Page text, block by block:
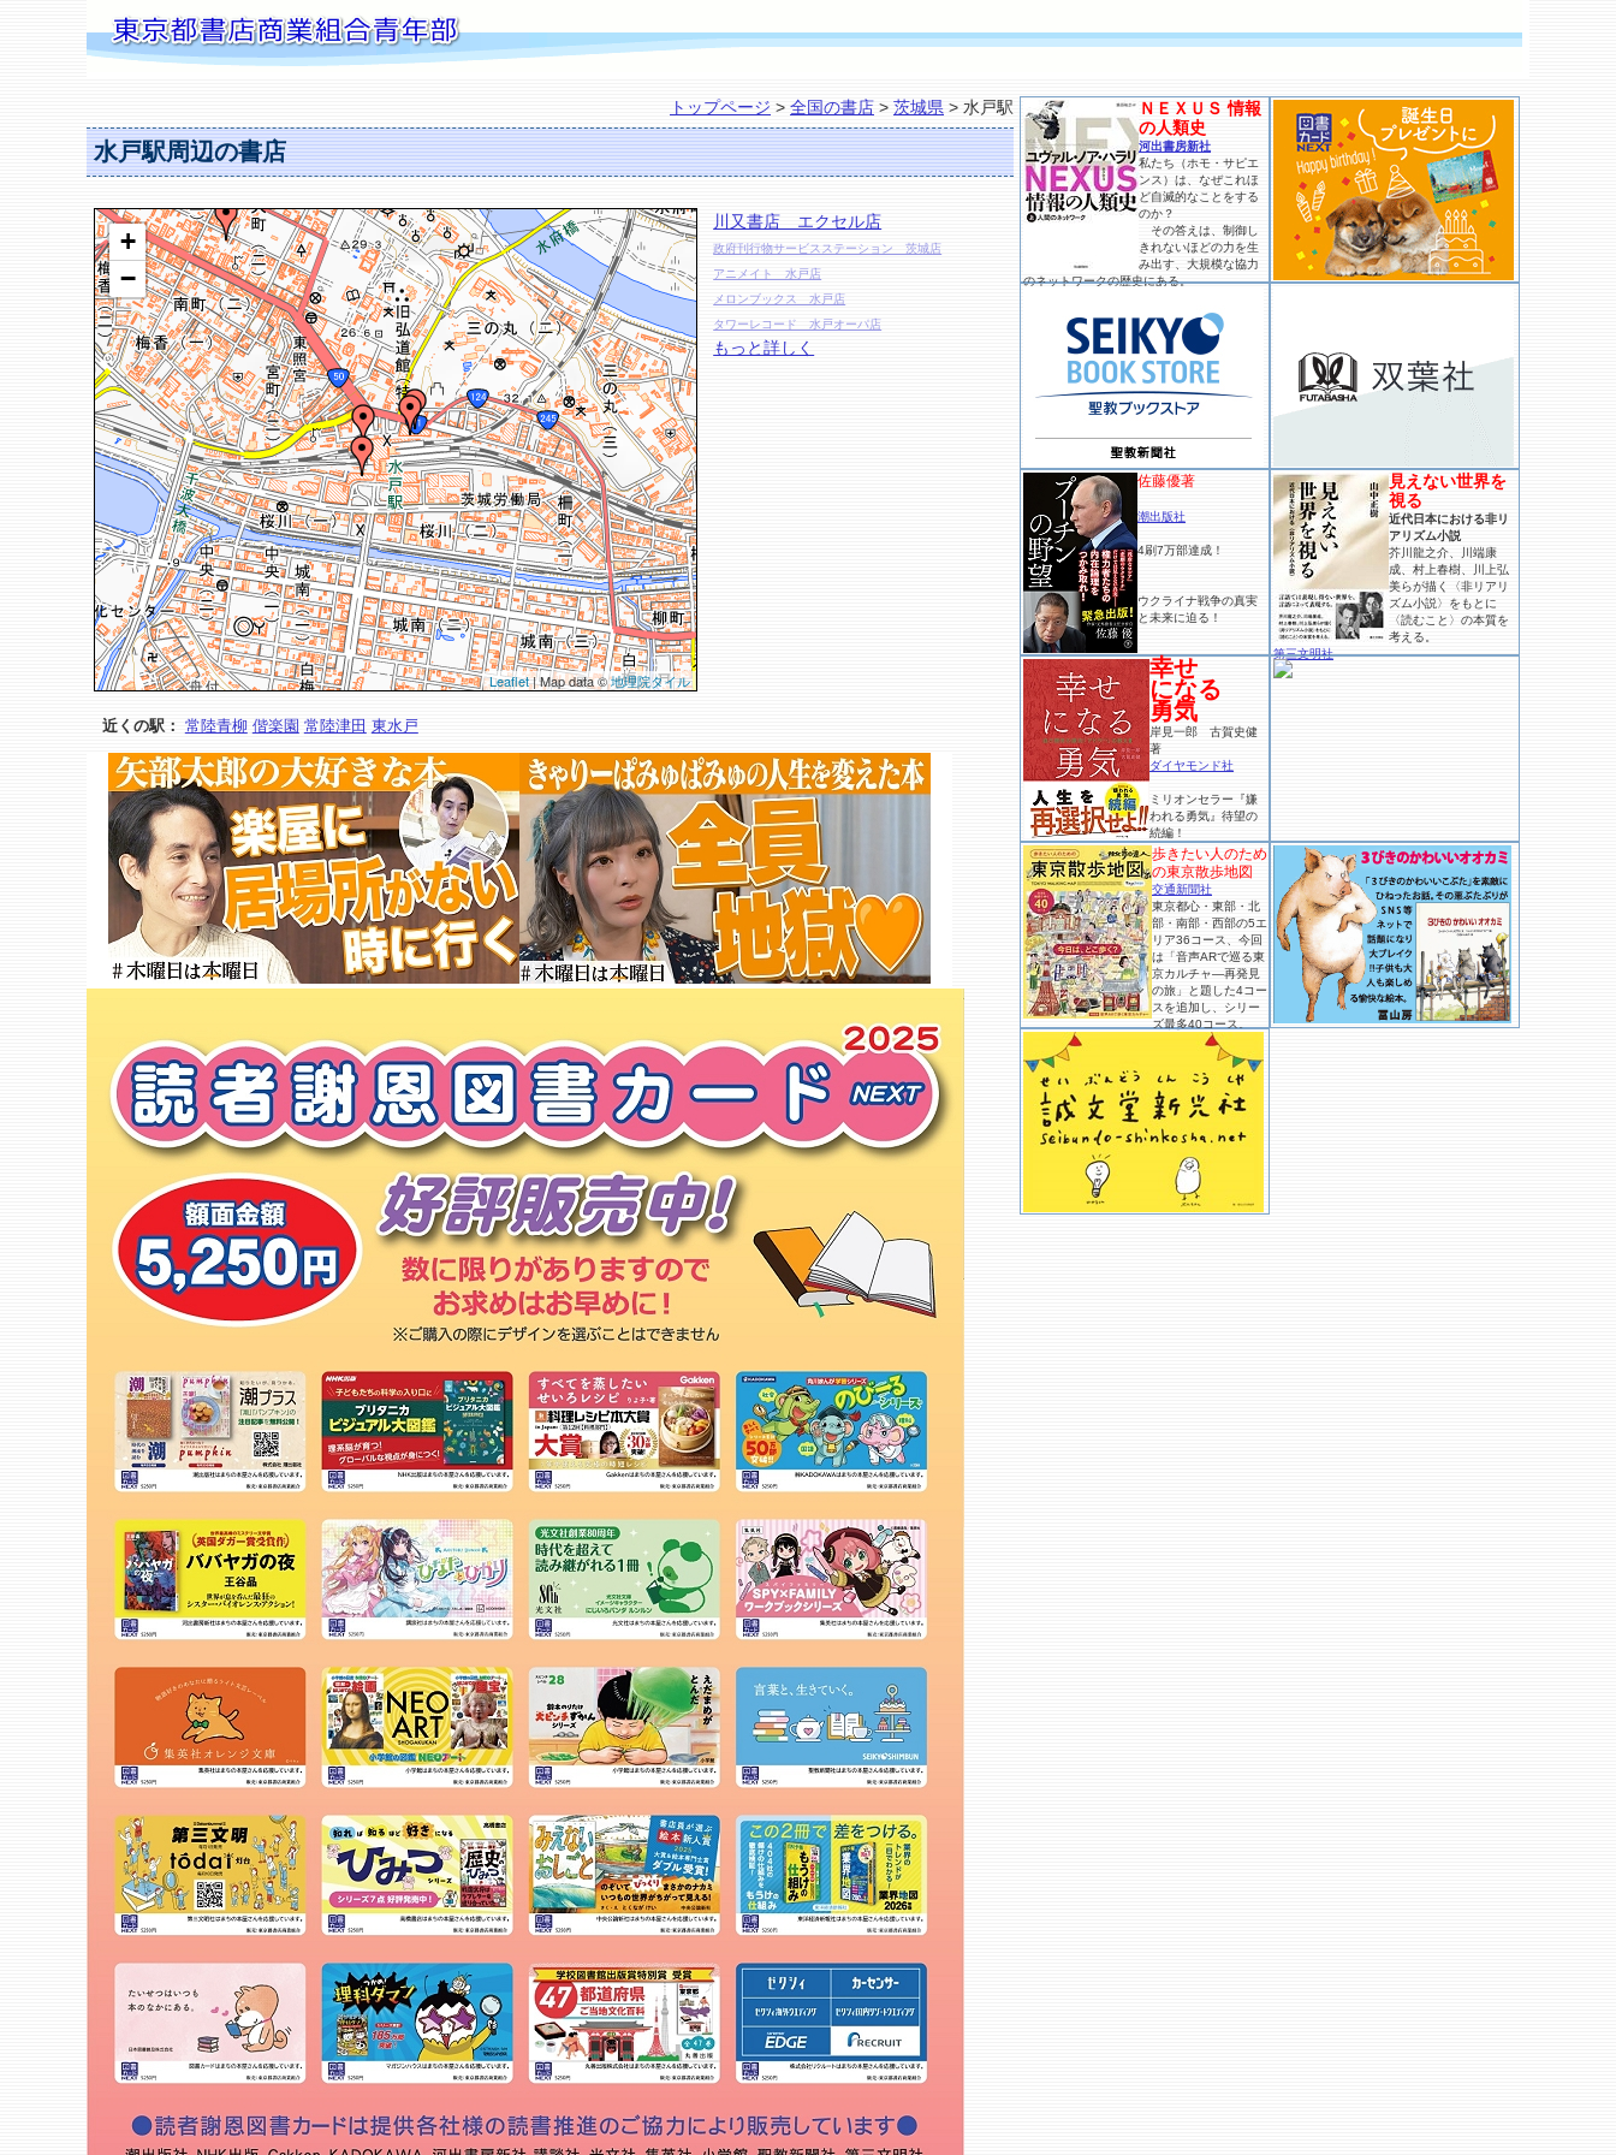
トップページ > 全国の書店 > 茨城県 > 水戸駅
水戸駅周辺の書店
+
−
Leaflet| Map data ©地理院タイル
川又書店 エクセル店
政府刊行物サービスステーション 茨城店
アニメイト 水戸店
メロンブックス 水戸店
タワーレコード 水戸オーパ店
もっと詳しく
近くの駅： 常陸青柳 偕楽園 常陸津田 東水戸
ＮＥＸＵＳ 情報
の人類史
河出書房新社
私たち（ホモ・サピエ
ンス）は、なぜこれほ
ど自滅的なことをする
のか？
その答えは、制御し
きれないほどの力を生
み出す、大規模な協力
のネットワークの歴史にある。
佐藤優著
潮出版社
4刷7万部達成！
ウクライナ戦争の真実
と未来に迫る！
見えない世界を
視る
近代日本における非リ
アリズム小説
芥川龍之介、川端康
成、村上春樹、川上弘
美らが描く〈非リアリ
ズム小説〉をもとに
〈読むこと〉の本質を
考える。
第三文明社
幸せ
になる
勇気
岸見一郎 古賀史健
著
ダイヤモンド社
ミリオンセラー『嫌
われる勇気』待望の
続編！
歩きたい人のため
の東京散歩地図
交通新聞社
東京都心・東部・北
部・南部・西部の5エ
リア36コース、今回
は「音声ARで巡る東
京カルチャ―再発見
の旅」と題した4コー
スを追加し、シリー
ズ最多40コース。